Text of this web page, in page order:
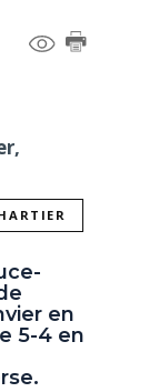
en
5-4 en